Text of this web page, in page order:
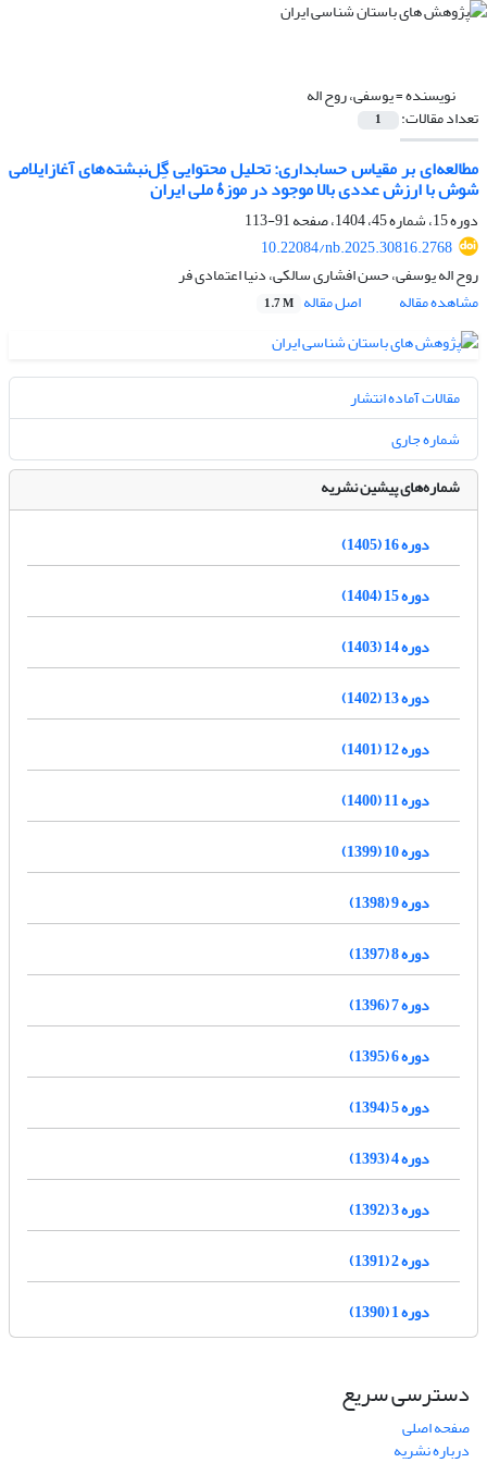
نویسنده =یوسفی، روح اله
تعداد مقالات: 1
مطالعه‌ای بر مقیاس حسابداری: تحلیل محتوایی گِل‌نبشته‌های آغازایلامی
شوش با ارزش عددی بالا موجود در موزۀ ملی ایران
دوره 15، شماره 45، 1404، صفحه
91-113
10.22084/nb.2025.30816.2768
روح اله یوسفی، حسن افشاری سالکی، دنیا اعتمادی فر
مشاهده مقاله
اصل مقاله 1.7 M
مقالات آماده انتشار
شماره جاری
شماره‌های پیشین نشریه
دوره 16 (1405)
دوره 15 (1404)
دوره 14 (1403)
دوره 13 (1402)
دوره 12 (1401)
دوره 11 (1400)
دوره 10 (1399)
دوره 9 (1398)
دوره 8 (1397)
دوره 7 (1396)
دوره 6 (1395)
دوره 5 (1394)
دوره 4 (1393)
دوره 3 (1392)
دوره 2 (1391)
دوره 1 (1390)
دسترسی سریع
صفحه اصلی
درباره نشریه